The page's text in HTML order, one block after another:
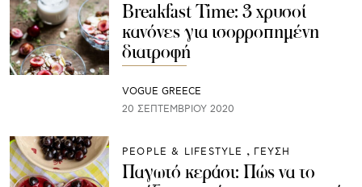
Breakfast Time: 3 χρυσοί
κανόνες για ισορροπημένη
διατροφή
VOGUE GREECE
20 ΣΕΠΤΕΜΒΡΊΟΥ 2020
PEOPLE & LIFESTYLE ΓΕΥΣΗ
Παγωτό κεράσι: Πώς να το